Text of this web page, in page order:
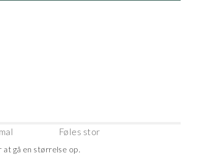
Føles stor
gå en størrelse op.